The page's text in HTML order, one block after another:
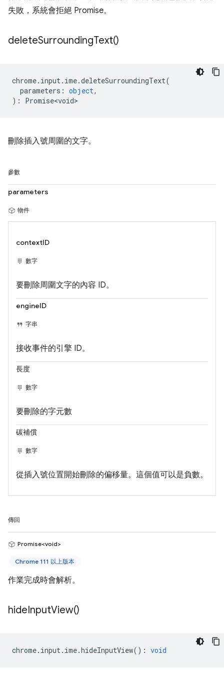
失敗，系統會拒絕 Promise。
deleteSurroundingText()
chrome. input. ime.deleteSurroundingText(
parameters : object,
) : Promise<void>
刪除插入號周圍的文字。
參數
parameters
物件
contextID
數字
要刪除周圍文字的內容 ID。
engineID
字串
接收事件的引擎 ID。
長度
數字
要刪除的字元數
碳補償
數字
從插入號位置開始刪除的偏移量。這個值可以是負數。
傳回
Promise<void>
Chrome 111 以上版本
作業完成時會解析。
hideInputView()
chrome. input. ime.hideInputView() : void